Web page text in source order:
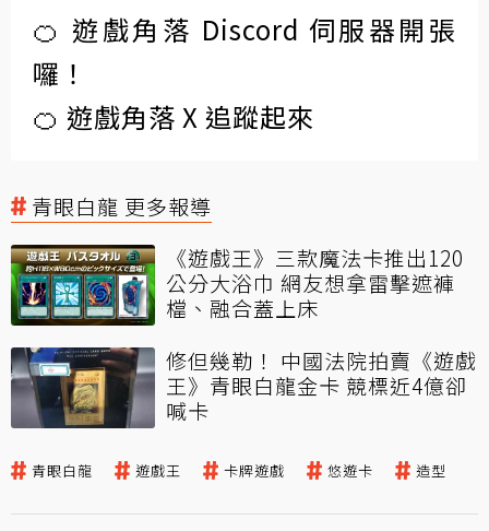
🍊 遊戲角落 Discord 伺服器開張
囉！
🍊 遊戲角落 X 追蹤起來
青眼白龍 更多報導
《遊戲王》三款魔法卡推出120
公分大浴巾 網友想拿雷擊遮褲
檔、融合蓋上床
修但幾勒！ 中國法院拍賣《遊戲
王》青眼白龍金卡 競標近4億卻
喊卡
青眼白龍 遊戲王 卡牌遊戲 悠遊卡 造型